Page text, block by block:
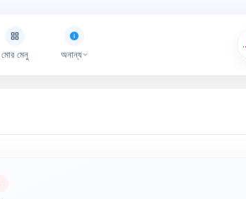
মোর মেনু অনান্য